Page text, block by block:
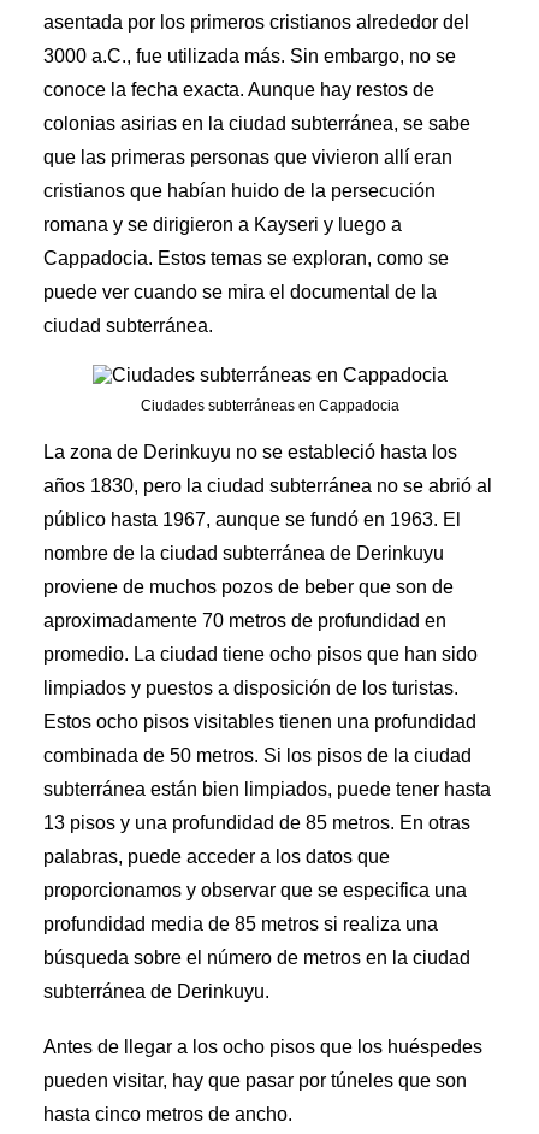
asentada por los primeros cristianos alrededor del
3000 a.C., fue utilizada más. Sin embargo, no se
conoce la fecha exacta. Aunque hay restos de
colonias asirias en la ciudad subterránea, se sabe
que las primeras personas que vivieron allí eran
cristianos que habían huido de la persecución
romana y se dirigieron a Kayseri y luego a
Cappadocia. Estos temas se exploran, como se
puede ver cuando se mira el documental de la
ciudad subterránea.
Ciudades subterráneas en Cappadocia
La zona de Derinkuyu no se estableció hasta los
años 1830, pero la ciudad subterránea no se abrió al
público hasta 1967, aunque se fundó en 1963. El
nombre de la ciudad subterránea de Derinkuyu
proviene de muchos pozos de beber que son de
aproximadamente 70 metros de profundidad en
promedio. La ciudad tiene ocho pisos que han sido
limpiados y puestos a disposición de los turistas.
Estos ocho pisos visitables tienen una profundidad
combinada de 50 metros. Si los pisos de la ciudad
subterránea están bien limpiados, puede tener hasta
13 pisos y una profundidad de 85 metros. En otras
palabras, puede acceder a los datos que
proporcionamos y observar que se especifica una
profundidad media de 85 metros si realiza una
búsqueda sobre el número de metros en la ciudad
subterránea de Derinkuyu.
Antes de llegar a los ocho pisos que los huéspedes
pueden visitar, hay que pasar por túneles que son
hasta cinco metros de ancho.